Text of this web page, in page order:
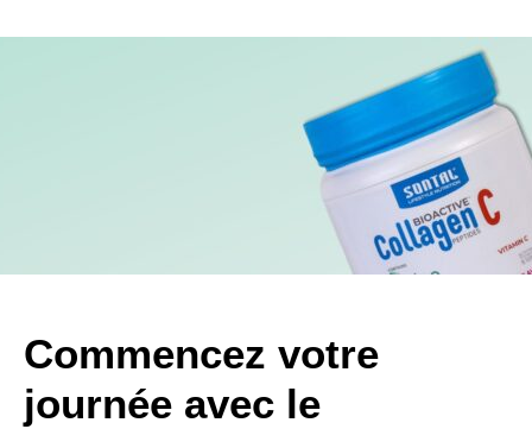
Commencez votre
journée avec le